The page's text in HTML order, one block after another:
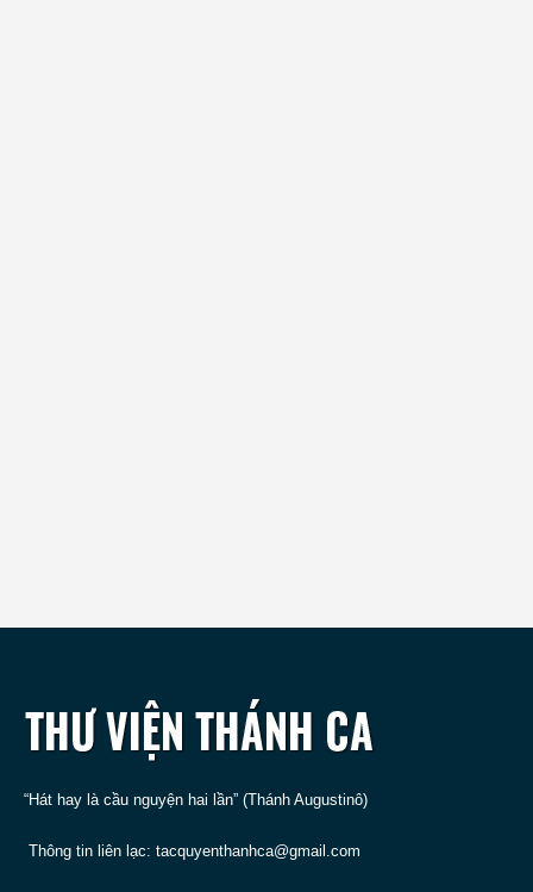
“Hát hay là cầu nguyện hai lần” (Thánh Augustinô)
Thông tin liên lạc: tacquyenthanhca@gmail.com